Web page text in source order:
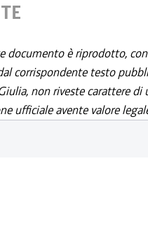
documento è riprodotto,
corrispondente testo
non riveste carattere
ufficiale avente valore